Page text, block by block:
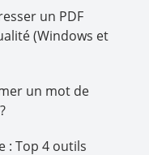
un PDF
(Windows et
un mot de
: Top 4 outils